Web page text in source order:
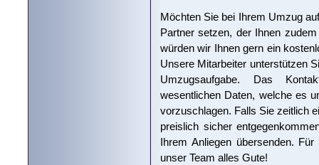
Möchten Sie bei Ihrem Umzug
Partner setzen, der Ihnen
würden wir Ihnen gern ein
Unsere Mitarbeiter unterstützen
Umzugsaufgabe. Das
wesentlichen Daten, welche es
vorzuschlagen. Falls Sie zeitlich
preislich sicher
Ihrem Anliegen übersenden.
unser Team alles Gute!